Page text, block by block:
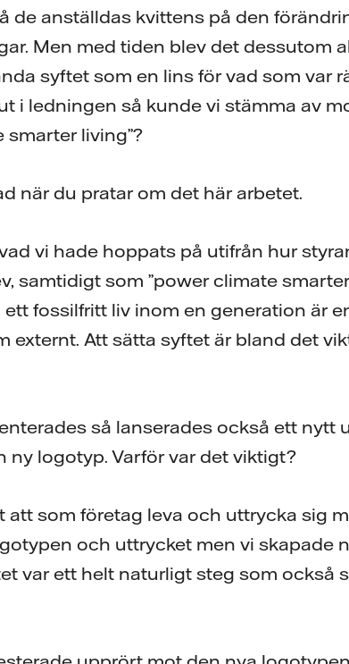
de anställdas kvittens på den
Men med tiden blev det dessutom
syftet som en lins för vad som var
i ledningen så kunde vi stämma av
smarter living”?
när du pratar om det här arbetet.
vi hade hoppats på utifrån hur
samtidigt som ”power climate
fossilfritt liv inom en generation är
externt. Att sätta syftet är bland det
så lanserades också ett nytt
ny logotyp. Varför var det viktigt?
att som företag leva och uttrycka sig
och uttrycket men vi skapade
var ett helt naturligt steg som också